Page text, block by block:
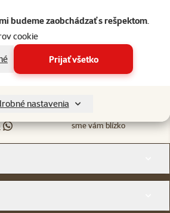
budeme zaobchádzať s rešpektom.
cookie
Prijať všetko
nastavenia
02/20570200
Po–Pi 7:00 – 18:00
sme vám blízko